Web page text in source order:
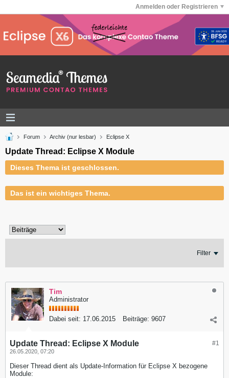
Anmelden oder Registrieren
Forum Archiv (nur lesbar) Eclipse X
Update Thread: Eclipse X Module
Dieses Thema ist geschlossen.
Das ist ein wichtiges Thema.
Filter
Tim
Administrator
Dabei seit: 17.06.2015 Beiträge: 9607
#1
Update Thread: Eclipse X Module
26.05.2020, 07:20
Dieser Thread dient als Update-Information für Eclipse X bezogene
Module: